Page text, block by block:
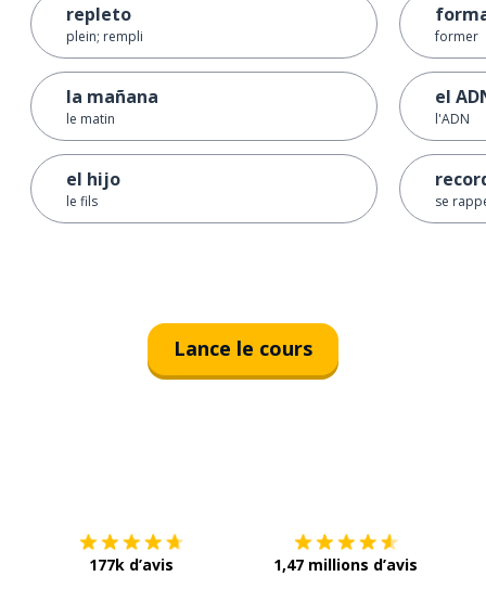
repleto
plein; rempli
la mañana
le matin
el hijo
le fils
former
el
l'ADN
se
Lance le cours
177k d’avis 1,47 millions d’avis